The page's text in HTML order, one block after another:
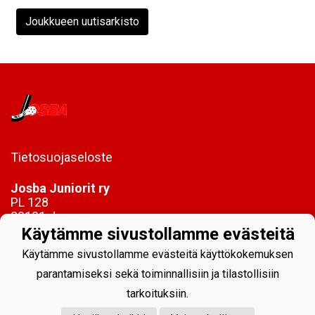
Joukkueen uutisarkisto
Tietosuojaseloste
Josba Juniorit ry
PL 128
80101 Joensuu
toimisto@josbajuniorit.fi
Käytämme sivustollamme evästeitä
Käytämme sivustollamme evästeitä käyttökokemuksen
parantamiseksi sekä toiminnallisiin ja tilastollisiin
tarkoituksiin.